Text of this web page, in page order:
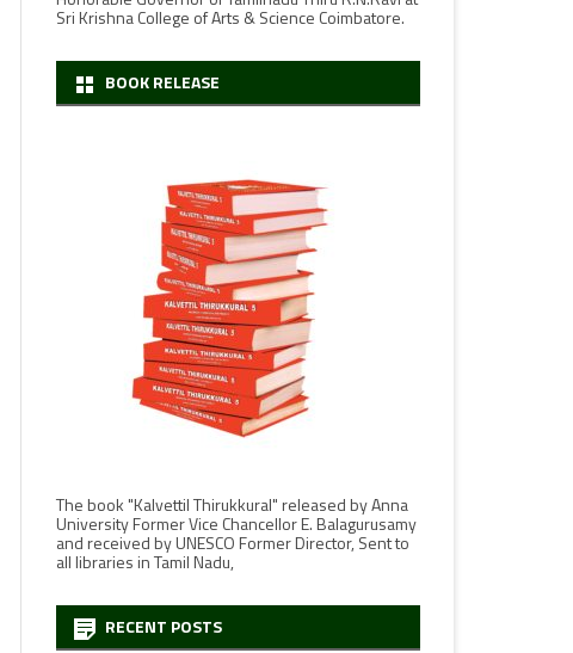
Sri Krishna College of Arts & Science Coimbatore.
BOOK RELEASE
The book "Kalvettil Thirukkural" released by Anna
University Former Vice Chancellor E. Balagurusamy
and received by UNESCO Former Director, Sent to
all libraries in Tamil Nadu,
RECENT POSTS